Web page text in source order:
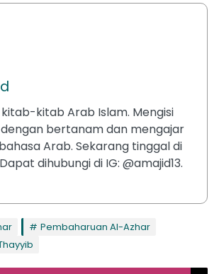
kitab Arab Islam. Mengisi
bertanam dan mengajar
Arab. Sekarang tinggal di
dihubungi di IG: @amajid13.
Pembaharuan Al-Azhar